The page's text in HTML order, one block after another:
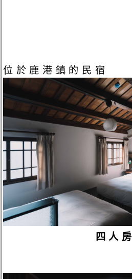
位於鹿港鎮的民宿
四人房